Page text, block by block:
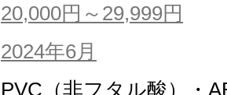
20,000円～29,999円
2024年6月
PVC（非フタル酸）・